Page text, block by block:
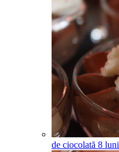
de ciocolată 8 luni